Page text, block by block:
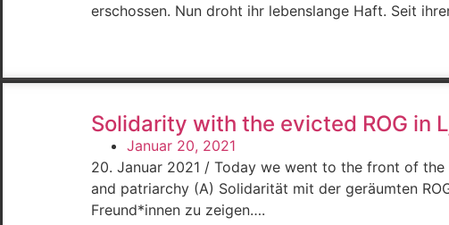
erschossen. Nun droht ihr lebenslange Haft. Seit
Solidarity with the evicted ROG in
Januar 20, 2021
20. Januar 2021 / Today we went to the front of
and patriarchy (A) Solidarität mit der geräumten
Freund*innen zu zeigen….